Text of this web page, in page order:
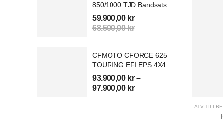
850/1000 TJD Bandsats
XGEN 4S
59.900,00 kr
68.500,00kr
CFMOTO CFORCE 625
TOURING EFI EPS 4X4
93.900,00 kr –
97.900,00 kr
ATV